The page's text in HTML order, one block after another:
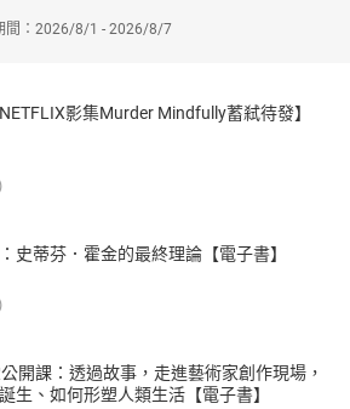
》）
）
就可以得到勝利──聽聽〈大鼠〉的故事
志異‧卷九》）
了很多有趣的經驗──聽聽〈埳井之蛙〉的
‧秋水》）
才不會變得更糟──聽聽〈臨江之麋〉的故
東集‧吊贊箴戒》）
人際關係──聽聽〈謫龍說〉的故事
說〉，收入《全唐文‧卷五八四》）
間：2026/8/1 - 2026/8/7
影集Murder Mindfully蓄弒待發】
史蒂芬．霍金的最終理論【電子書】
開課：透過故事，走進藝術家創作現場，
生、如何形塑人類生活【電子書】